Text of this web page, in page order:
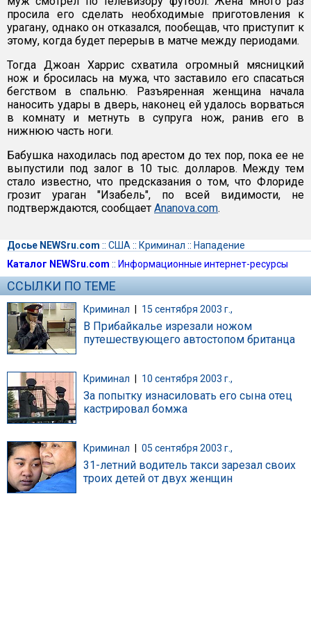
просила его сделать необходимые приготовления к
урагану, однако он отказался, пообещав, что приступит к
этому, когда будет перерыв в матче между периодами.
Тогда Джоан Харрис схватила огромный мясницкий
нож и бросилась на мужа, что заставило его спасаться
бегством в спальню. Разъяренная женщина начала
наносить удары в дверь, наконец ей удалось ворваться
в комнату и метнуть в супруга нож, ранив его в
нижнюю часть ноги.
Бабушка находилась под арестом до тех пор, пока ее не
выпустили под залог в 10 тыс. долларов. Между тем
стало известно, что предсказания о том, что Флориде
грозит ураган "Изабель", по всей видимости, не
подтверждаются, сообщает Ananova.com.
Досье NEWSru.com :: США :: Криминал :: Нападение
Каталог NEWSru.com :: Информационные интернет-ресурсы
ССЫЛКИ ПО ТЕМЕ
Криминал | 15 сентября 2003 г.,
В Прибайкалье изрезали ножом
путешествующего автостопом британца
Криминал 10 сентября 2003 г.,
За попытку изнасиловать его сына отец
кастрировал бомжа
Криминал 05 сентября 2003 г.,
31-летний водитель такси зарезал своих
троих детей от двух женщин